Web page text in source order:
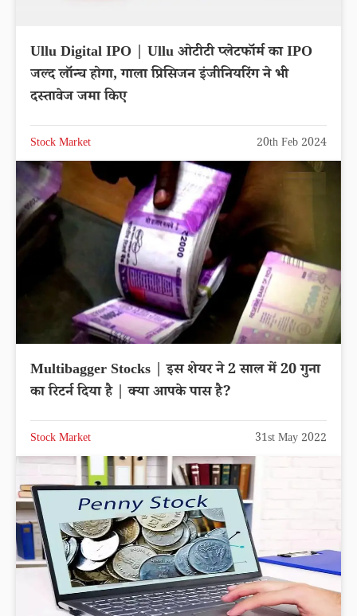
Ullu Digital IPO | Ullu ओटीटी प्लेटफॉर्म का IPO
जल्द लॉन्च होगा, गाला प्रिसिजन इंजीनियरिंग ने भी
दस्तावेज जमा किए
Stock Market 20th Feb 2024
Multibagger Stocks | इस शेयर ने 2 साल में 20 गुना
का रिटर्न दिया है | क्या आपके पास है?
Stock Market 31st May 2022